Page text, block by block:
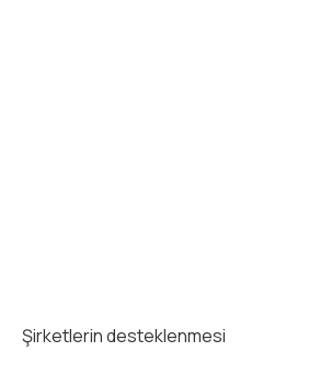
Şirketlerin desteklenmesi